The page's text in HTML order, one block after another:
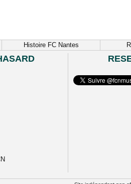
Histoire FC Nantes